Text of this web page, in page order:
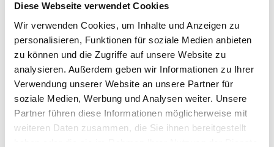
Diese Webseite verwendet Cookies
Wir verwenden Cookies, um Inhalte und Anzeigen zu
personalisieren, Funktionen für soziale Medien anbieten
zu können und die Zugriffe auf unsere Website zu
analysieren. Außerdem geben wir Informationen zu Ihrer
Verwendung unserer Website an unsere Partner für
soziale Medien, Werbung und Analysen weiter. Unsere
Partner führen diese Informationen möglicherweise mit
weiteren Daten zusammen, die Sie ihnen bereitgestellt
Infos zur Tour
Status geöffnet
Dauer 2:30 h
Länge 8,4 km
Schwierigkeit leicht
Höhenmeter bergauf
368 hm
Höhenmeter bergab